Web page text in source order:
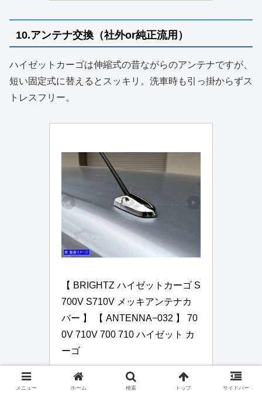
10.アンテナ交換（社外or純正流用）
ハイゼットカーゴは伸縮式の昔ながらのアンテナですが、
短い固定式に替えるとスッキリ。洗車時も引っ掛からずス
トレスフリー。
【 BRIGHTZ ハイゼットカーゴ S
700V S710V メッキアンテナカ
バー 】 【 ANTENNA−032 】 70
0V 710V 700 710 ハイゼット カ
ーゴ
楽天市場で見る
メニュー ホーム 検索 トップ サイドバー